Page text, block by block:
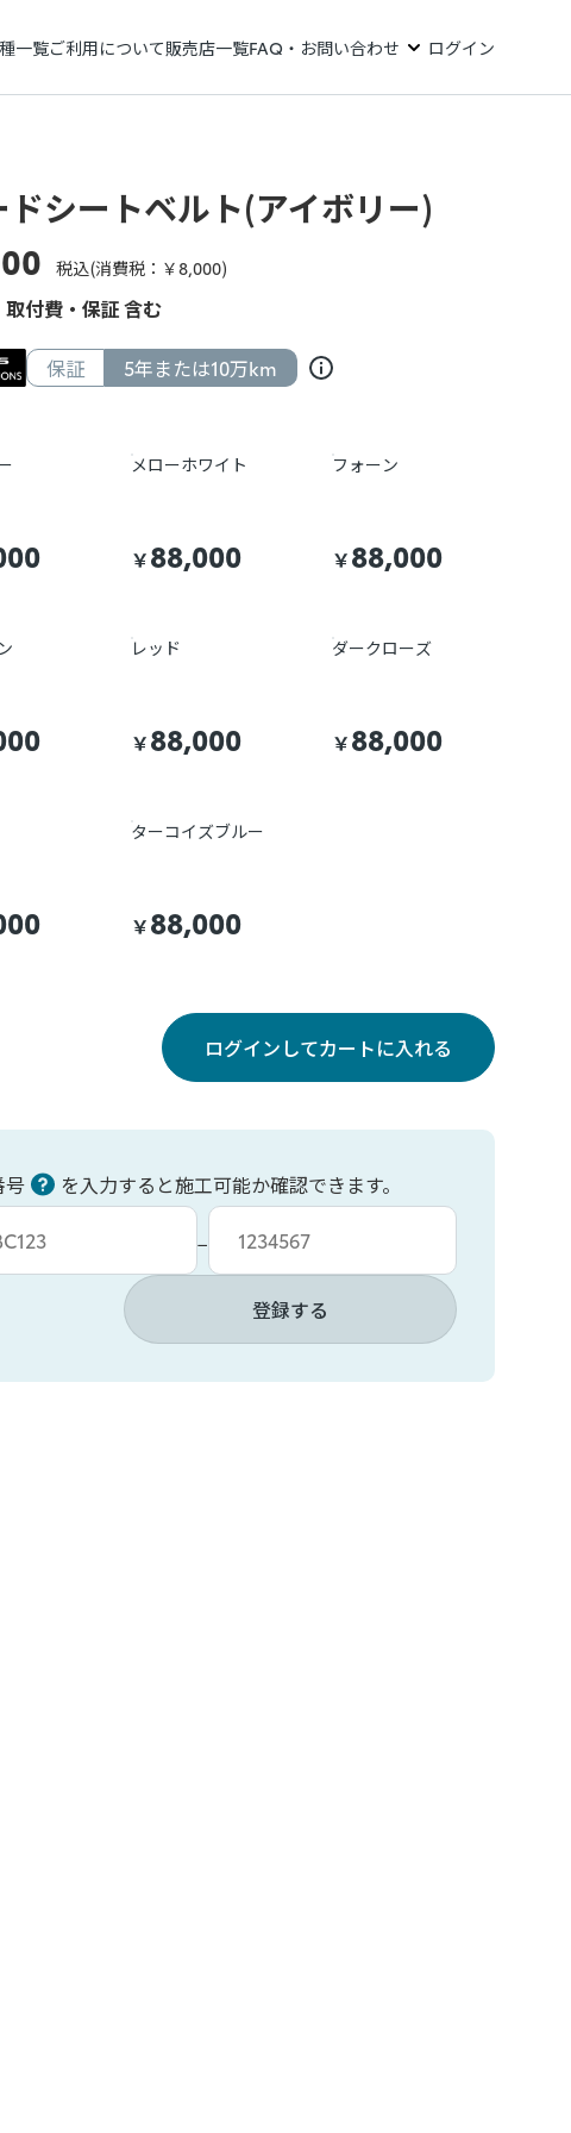
一覧ご利用について販売店一覧FAQ・お問い合わせ ログイン
ドシートベルト(アイボリー)
税込(消費税：￥8,000)
付費・保証 含む
保証 5年または10万km
メローホワイト
￥88,000
フォーン
￥88,000
レッド
￥88,000
ダークローズ
￥88,000
ターコイズブルー
￥88,000
ログインしてカートに入れる
号 を入力すると施工可能か確認できます。
入力
−
車台番号入力
登録する